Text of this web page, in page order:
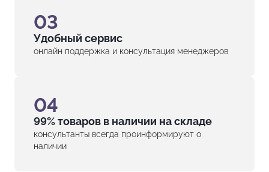
03
Удобный сервис
онлайн поддержка и консультация менеджеров
04
99% товаров в наличии на складе
консультанты всегда проинформируют о
наличии